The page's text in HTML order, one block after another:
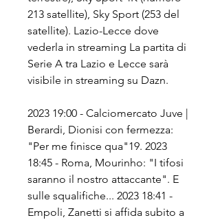
213 satellite), Sky Sport (253 del
satellite). Lazio-Lecce dove
vederla in streaming La partita di
Serie A tra Lazio e Lecce sarà
visibile in streaming su Dazn.
2023 19:00 - Calciomercato Juve |
Berardi, Dionisi con fermezza:
"Per me finisce qua"19. 2023
18:45 - Roma, Mourinho: "I tifosi
saranno il nostro attaccante". E
sulle squalifiche... 2023 18:41 -
Empoli, Zanetti si affida subito a